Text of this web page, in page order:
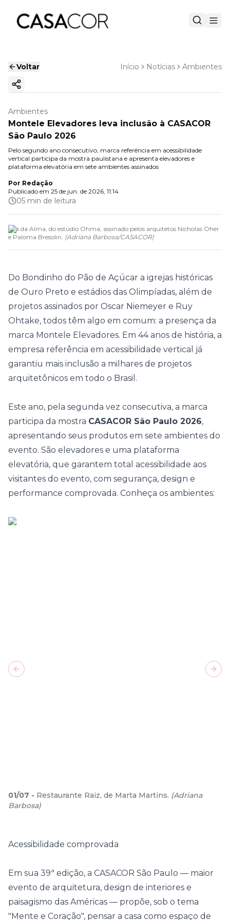
Voltar Início Notícias Ambientes
Copiar link
Ambientes
Montele Elevadores leva inclusão à CASACOR
São Paulo 2026
Pelo segundo ano consecutivo, marca referência em acessibilidade
vertical participa da mostra paulistana e apresenta elevadores e
plataforma elevatória em sete ambientes assinados
Por Redação
Publicado em 25 de jun. de 2026, 11:14
05 min de leitura
Ilha da Alma, do estúdio Ohma, assinado pelos arquitetos Nicholas Oher
e Paloma Bresolin. (Adriana Barbosa/CASACOR)
Do Bondinho do Pão de Açúcar a igrejas históricas
de Ouro Preto e estádios das Olimpíadas, além de
projetos assinados por Oscar Niemeyer e Ruy
Ohtake, todos têm algo em comum: a presença da
marca Montele Elevadores. Em 44 anos de história, a
empresa referência em acessibilidade vertical já
garantiu mais inclusão a milhares de projetos
arquitetônicos em todo o Brasil.
Este ano, pela segunda vez consecutiva, a marca
participa da mostra CASACOR São Paulo 2026,
apresentando seus produtos em sete ambientes do
evento. São elevadores e uma plataforma
elevatória, que garantem total acessibilidade aos
visitantes do evento, com segurança, design e
performance comprovada. Conheça os ambientes:
01/07 - Restaurante Raiz, de Marta Martins. (Adriana
Barbosa)
Previous slide
Acessibilidade comprovada
Em sua 39ª edição, a CASACOR São Paulo — maior
evento de arquitetura, design de interiores e
paisagismo das Américas — propõe, sob o tema
"Mente e Coração", pensar a casa como espaço de